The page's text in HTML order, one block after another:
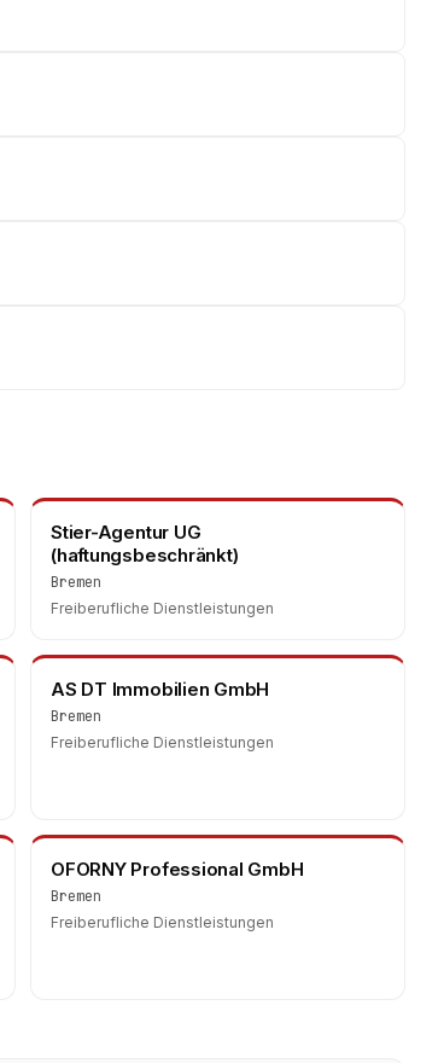
Stier-Agentur UG
(haftungsbeschränkt)
Bremen
Freiberufliche Dienstleistungen
AS DT Immobilien GmbH
Bremen
Freiberufliche Dienstleistungen
OFORNY Professional GmbH
Bremen
Freiberufliche Dienstleistungen